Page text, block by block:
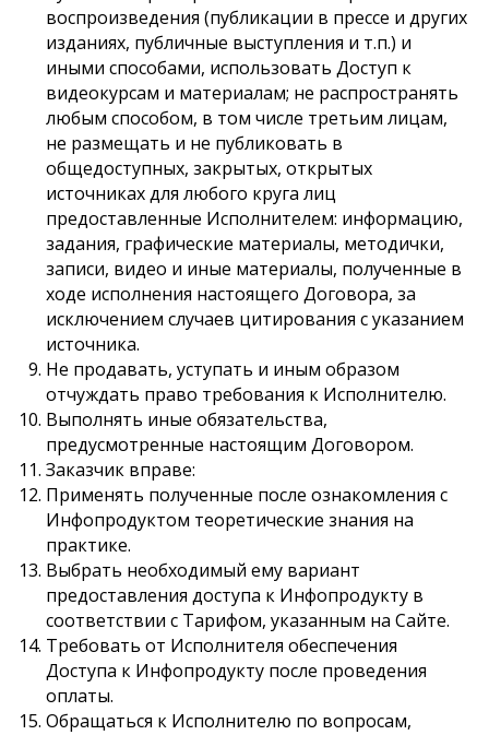
воспроизведения (публикации в прессе и других
изданиях, публичные выступления и т.п.) и
иными способами, использовать Доступ к
видеокурсам и материалам; не распространять
любым способом, в том числе третьим лицам,
не размещать и не публиковать в
общедоступных, закрытых, открытых
источниках для любого круга лиц
предоставленные Исполнителем: информацию,
задания, графические материалы, методички,
записи, видео и иные материалы, полученные в
ходе исполнения настоящего Договора, за
исключением случаев цитирования с указанием
источника.
Не продавать, уступать и иным образом
отчуждать право требования к Исполнителю.
Выполнять иные обязательства,
предусмотренные настоящим Договором.
Заказчик вправе:
Применять полученные после ознакомления с
Инфопродуктом теоретические знания на
практике.
Выбрать необходимый ему вариант
предоставления доступа к Инфопродукту в
соответствии с Тарифом, указанным на Сайте.
Требовать от Исполнителя обеспечения
Доступа к Инфопродукту после проведения
оплаты.
Обращаться к Исполнителю по вопросам,